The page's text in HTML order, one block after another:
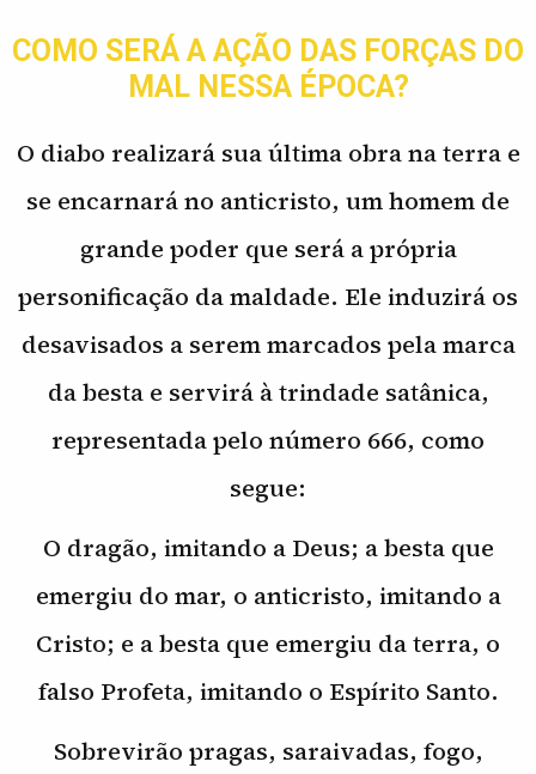
COMO SERÁ A AÇÃO DAS FORÇAS DO
MAL NESSA ÉPOCA?
O diabo realizará sua última obra na terra e
se encarnará no anticristo, um homem de
grande poder que será a própria
personificação da maldade. Ele induzirá os
desavisados a serem marcados pela marca
da besta e servirá à trindade satânica,
representada pelo número 666, como
segue:
O dragão, imitando a Deus; a besta que
emergiu do mar, o anticristo, imitando a
Cristo; e a besta que emergiu da terra, o
falso Profeta, imitando o Espírito Santo.
Sobrevirão pragas, saraivadas, fogo,